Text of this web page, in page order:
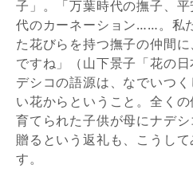
子」。「万葉時代の撫子、
代のカーネーション……。私
た花びらを持つ撫子の仲間
ですね」（山下景子「花の
デシコの語源は、なでいつ
い花からということ。全く
育てられた子供が母にナデ
贈るという返礼も、こうし
す。